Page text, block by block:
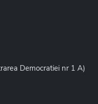
Democratiei nr 1 A)